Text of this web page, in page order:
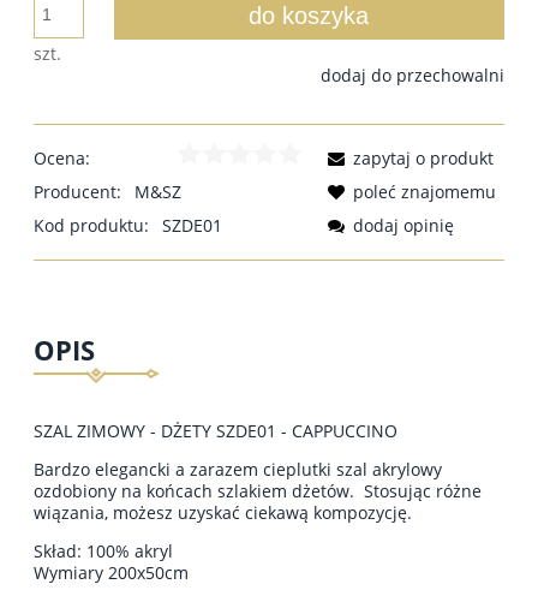
szt.
do koszyka
dodaj do przechowalni
Ocena:
Producent:
M&SZ
Kod produktu:
SZDE01
zapytaj o produkt
poleć znajomemu
dodaj opinię
OPIS
SZAL ZIMOWY - DŻETY SZDE01 - CAPPUCCINO
Bardzo elegancki a zarazem cieplutki szal akrylowy
ozdobiony na końcach szlakiem dżetów. Stosując różne
wiązania, możesz uzyskać ciekawą kompozycję.
Skład: 100% akryl
Wymiary 200x50cm